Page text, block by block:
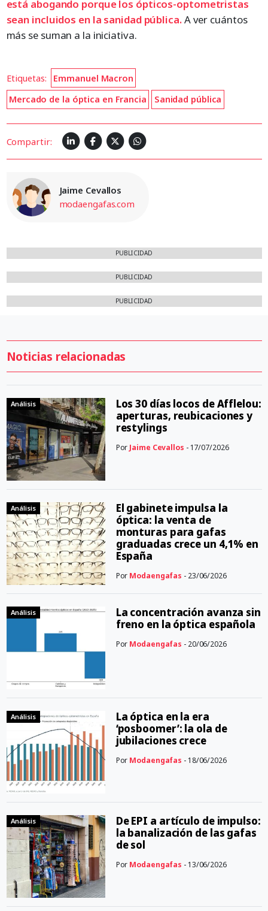
está abogando porque los ópticos-optometristas
sean incluidos en la sanidad pública.A ver cuántos
más se suman a la iniciativa.
Etiquetas:
Emmanuel Macron
Mercado de la óptica en Francia
Sanidad pública
Compartir:
Jaime Cevallos
modaengafas.com
PUBLICIDAD
PUBLICIDAD
PUBLICIDAD
Noticias relacionadas
Análisis
Los 30 días locos de Afflelou:
aperturas, reubicaciones y
restylings
Por Jaime Cevallos - 17/07/2026
Análisis
El gabinete impulsa la
óptica: la venta de
monturas para gafas
graduadas crece un 4,1% en
España
Por Modaengafas - 23/06/2026
Análisis
La concentración avanza sin
freno en la óptica española
Por Modaengafas - 20/06/2026
Análisis
La óptica en la era
‘posboomer’: la ola de
jubilaciones crece
Por Modaengafas - 18/06/2026
Análisis
De EPI a artículo de impulso:
la banalización de las gafas
de sol
Por Modaengafas - 13/06/2026